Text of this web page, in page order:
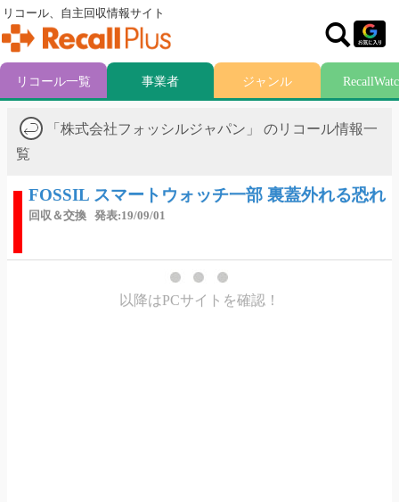
「株式会社フォッシルジャパン」 のリコール情報一
覧
FOSSIL スマートウォッチ一部 裏蓋外れる恐れ
回収＆交換 発表:19/09/01
以降はPCサイトを確認！
リコール、自主回収情報サイト
リコール一覧 事業者 ジャンル